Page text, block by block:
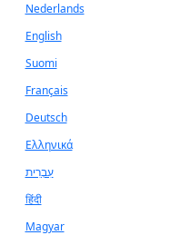
Nederlands
English
Suomi
Français
Deutsch
Ελληνικά
עִבְרִית
हिंदी
Magyar